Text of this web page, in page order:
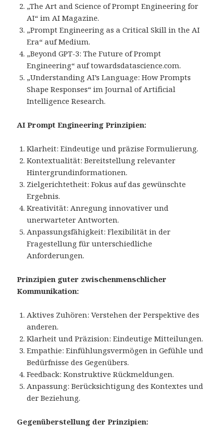
„The Art and Science of Prompt Engineering for
AI“ im AI Magazine.
„Prompt Engineering as a Critical Skill in the AI
Era“ auf Medium.
„Beyond GPT-3: The Future of Prompt
Engineering“ auf towardsdatascience.com.
„Understanding AI’s Language: How Prompts
Shape Responses“ im Journal of Artificial
Intelligence Research.
AI Prompt Engineering Prinzipien:
Klarheit: Eindeutige und präzise Formulierung.
Kontextualität: Bereitstellung relevanter
Hintergrundinformationen.
Zielgerichtetheit: Fokus auf das gewünschte
Ergebnis.
Kreativität: Anregung innovativer und
unerwarteter Antworten.
Anpassungsfähigkeit: Flexibilität in der
Fragestellung für unterschiedliche
Anforderungen.
Prinzipien guter zwischenmenschlicher
Kommunikation:
Aktives Zuhören: Verstehen der Perspektive des
anderen.
Klarheit und Präzision: Eindeutige Mitteilungen.
Empathie: Einfühlungsvermögen in Gefühle und
Bedürfnisse des Gegenübers.
Feedback: Konstruktive Rückmeldungen.
Anpassung: Berücksichtigung des Kontextes und
der Beziehung.
Gegenüberstellung der Prinzipien: